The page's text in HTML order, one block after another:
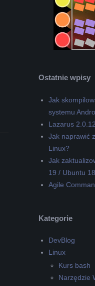
Ostatnie wpisy
Jak
systemu
Lazarus
Jak naprawić
Linux?
Jak
19 / Ubuntu 18
Agile
Kategorie
DevBlog
Linux
Kurs bash
Narzędzie